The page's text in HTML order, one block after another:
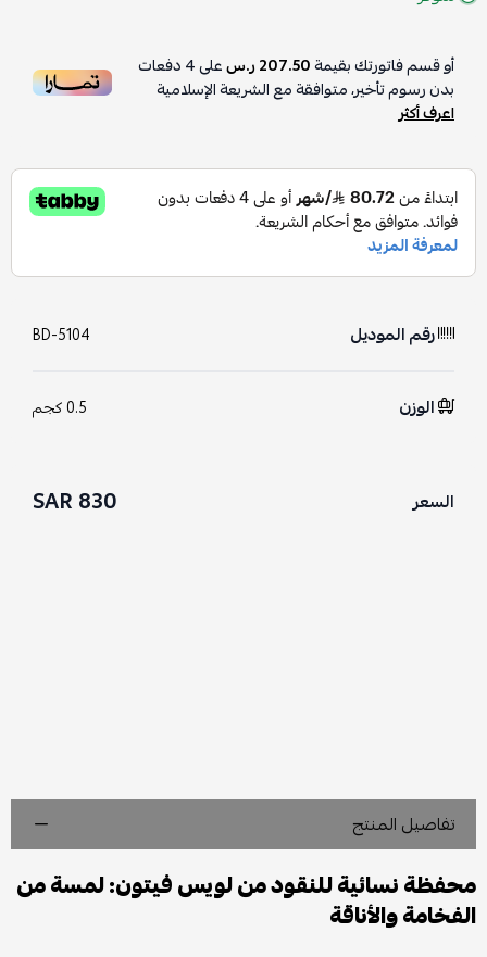
أو قسم فاتورتك بقيمة207.50 ر.س على4دفعات
بدون رسوم تأخير، متوافقة مع الشريعة الإسلامية
اعرف أكثر
رقم الموديل BD-5104
الوزن 0.5 كجم
السعر 830 SAR
تفاصيل المنتج
محفظة نسائية للنقود من لويس فيتون: لمسة من
الفخامة والأناقة